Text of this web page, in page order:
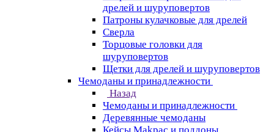
дрелей и шуруповертов
Патроны кулачковые для дрелей
Сверла
Торцовые головки для
шуруповертов
Щетки для дрелей и шуруповертов
Чемоданы и принадлежности
Назад
Чемоданы и принадлежности
Деревянные чемоданы